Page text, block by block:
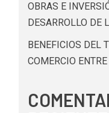
OBRAS E
DESARROLLO DE
BENEFICIOS DEL
COMERCIO